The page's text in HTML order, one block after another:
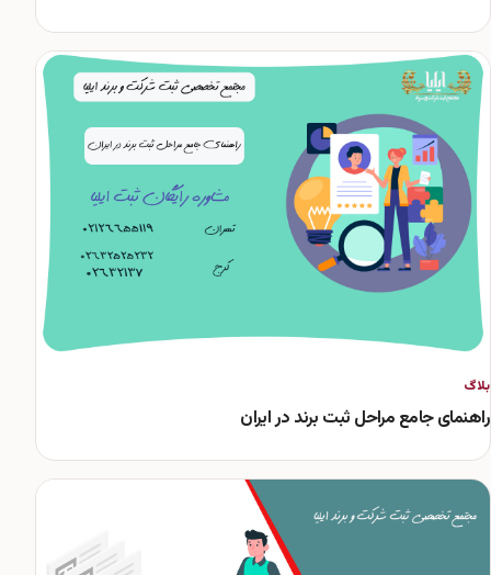
بلاگ
راهنمای جامع مراحل ثبت برند در ایران